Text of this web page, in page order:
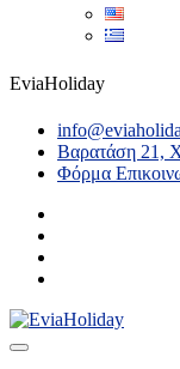
EviaHoliday
Βαρατάση 21,
Φόρμα